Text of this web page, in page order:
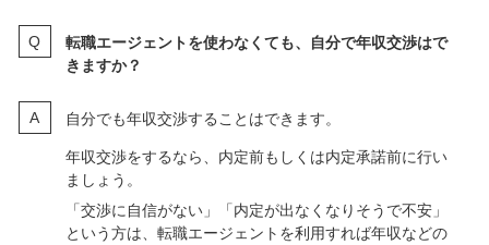
転職エージェントを経由した応募と直接応募では、有
利・不利の違いはないといわれています。転職エージェ
心して選考に挑めるでしょう。
また企業理解が深ければ、ミスマッチのリスクも軽減さ
れるというメリットもあります。
転職エージェントを使わなくても、自分で年収交渉はで